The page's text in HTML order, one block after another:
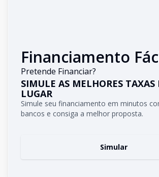
Financiamento
Pretende Financiar?
SIMULE AS MELHORES TAXAS
LUGAR
Simule seu financiamento em minutos
bancos e consiga a melhor proposta.
Simular